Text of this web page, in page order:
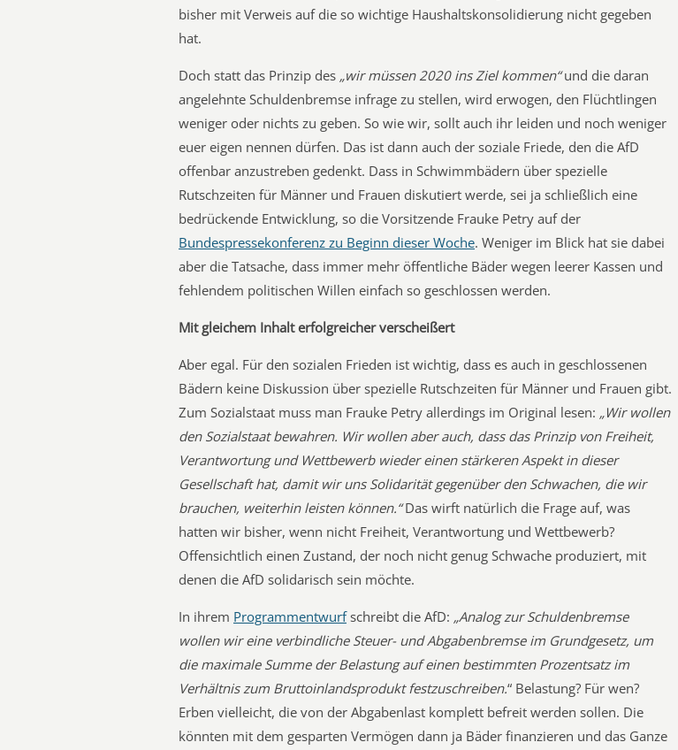
bisher mit Verweis auf die so wichtige Haushaltskonsolidierung nicht gegeben
hat.
Doch statt das Prinzip des „wir müssen 2020 ins Ziel kommen“und die daran
angelehnte Schuldenbremse infrage zu stellen, wird erwogen, den Flüchtlingen
weniger oder nichts zu geben. So wie wir, sollt auch ihr leiden und noch weniger
euer eigen nennen dürfen. Das ist dann auch der soziale Friede, den die AfD
offenbar anzustreben gedenkt. Dass in Schwimmbädern über spezielle
Rutschzeiten für Männer und Frauen diskutiert werde, sei ja schließlich eine
bedrückende Entwicklung, so die Vorsitzende Frauke Petry auf der
Bundespressekonferenz zu Beginn dieser Woche. Weniger im Blick hat sie dabei
aber die Tatsache, dass immer mehr öffentliche Bäder wegen leerer Kassen und
fehlendem politischen Willen einfach so geschlossen werden.
Mit gleichem Inhalt erfolgreicher verscheißert
Aber egal. Für den sozialen Frieden ist wichtig, dass es auch in geschlossenen
Bädern keine Diskussion über spezielle Rutschzeiten für Männer und Frauen gibt.
Zum Sozialstaat muss man Frauke Petry allerdings im Original lesen: „Wir wollen
den Sozialstaat bewahren. Wir wollen aber auch, dass das Prinzip von Freiheit,
Verantwortung und Wettbewerb wieder einen stärkeren Aspekt in dieser
Gesellschaft hat, damit wir uns Solidarität gegenüber den Schwachen, die wir
brauchen, weiterhin leisten können.“Das wirft natürlich die Frage auf, was
hatten wir bisher, wenn nicht Freiheit, Verantwortung und Wettbewerb?
Offensichtlich einen Zustand, der noch nicht genug Schwache produziert, mit
denen die AfD solidarisch sein möchte.
In ihrem Programmentwurfschreibt die AfD: „Analog zur Schuldenbremse
wollen wir eine verbindliche Steuer- und Abgabenbremse im Grundgesetz, um
die maximale Summe der Belastung auf einen bestimmten Prozentsatz im
Verhältnis zum Bruttoinlandsprodukt festzuschreiben.“ Belastung? Für wen?
Erben vielleicht, die von der Abgabenlast komplett befreit werden sollen. Die
könnten mit dem gesparten Vermögen dann ja Bäder finanzieren und das Ganze